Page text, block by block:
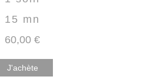
15 mn
60,00 €
J'achète